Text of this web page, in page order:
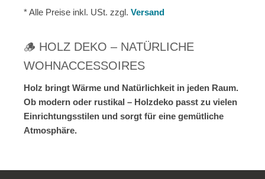
* Alle Preise inkl. USt. zzgl. Versand
🪵 HOLZ DEKO – NATÜRLICHE
WOHNACCESSOIRES
Holz bringt Wärme und Natürlichkeit in jeden Raum.
Ob modern oder rustikal – Holzdeko passt zu vielen
Einrichtungsstilen und sorgt für eine gemütliche
Atmosphäre.